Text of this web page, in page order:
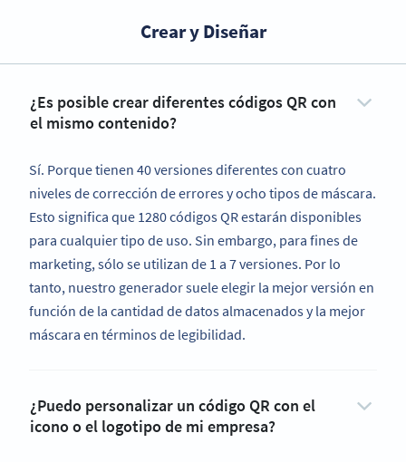
Crear y Diseñar
¿Es posible crear diferentes códigos QR con
el mismo contenido?
Sí. Porque tienen 40 versiones diferentes con cuatro
niveles de corrección de errores y ocho tipos de máscara.
Esto significa que 1280 códigos QR estarán disponibles
para cualquier tipo de uso. Sin embargo, para fines de
marketing, sólo se utilizan de 1 a 7 versiones. Por lo
tanto, nuestro generador suele elegir la mejor versión en
función de la cantidad de datos almacenados y la mejor
máscara en términos de legibilidad.
¿Puedo personalizar un código QR con el
icono o el logotipo de mi empresa?